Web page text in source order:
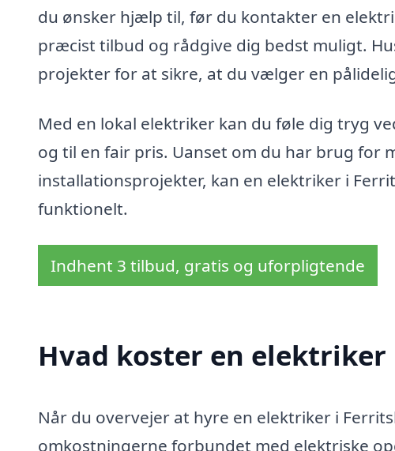
du ønsker hjælp til, før du kontakter en
præcist tilbud og rådgive dig bedst muligt.
projekter for at sikre, at du vælger en
Med en lokal elektriker kan du føle dig tryg
og til en fair pris. Uanset om du har brug for
installationsprojekter, kan en elektriker i
funktionelt.
Indhent 3 tilbud, gratis og uforpligtende
Hvad koster en elektriker
Når du overvejer at hyre en elektriker i
omkostningerne forbundet med elektriske